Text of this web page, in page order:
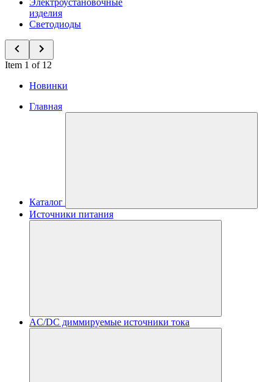
Электроустановочные
изделия
Светодиоды
Item 1 of 12
Новинки
Главная
Каталог
Источники питания
AC/DC диммируемые источники тока